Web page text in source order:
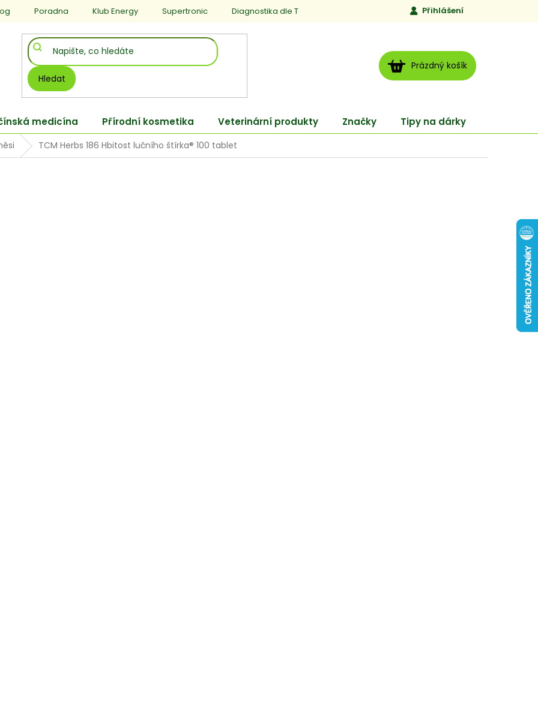
Poradna Klub Energy Supertronic Diagnostika dle TCM Jen to, čemu věříme
Přihlášení
Hledat
NÁKUPNÍ
KOŠÍK
Prázdný košík
medicína Přírodní kosmetika Veterinární produkty Značky Tipy na dárky
TCM Herbs 186 Hbitost lučního štírka® 100 tablet